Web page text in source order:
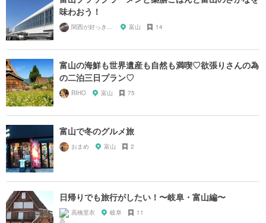
味わおう！
富山 14
富山の海鮮も世界遺産も自然も満喫♡欲張りさんの為
の二泊三日プラン♡
RIHO 富山 75
富山で冬のグルメ旅
おまめ 富山 2
日帰りでも旅行がしたい！〜岐阜・富山編〜
高橋里衣 岐阜 11